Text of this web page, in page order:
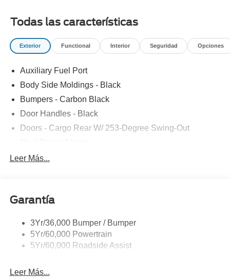
COVERING|FUEL CHARGE|ADVERTISING
ASSESSMENT
Todas las características
Exterior Functional Interior Seguridad Opciones
Auxiliary Fuel Port
Body Side Moldings - Black
Bumpers - Carbon Black
Door Handles - Black
Doors - Cargo Rear W/ 253-Degree Swing-Out
Easy Fuel Capless Filler
Headlamps - Auto On/Off
Tire Inflator/Sealant Kit
Wipers - Rain-Sensing
Leer Más...
Garantía
3Yr/36,000 Bumper / Bumper
5Yr/60,000 Powertrain
5Yr/60,000 Roadside Assist
Leer Más...